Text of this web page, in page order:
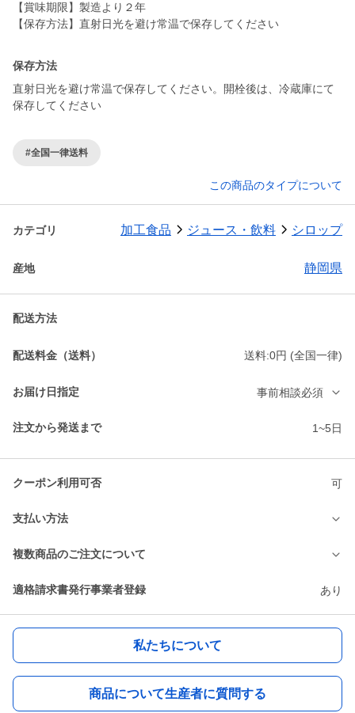
【賞味期限】製造より２年
【保存方法】直射日光を避け常温で保存してください
保存方法
直射日光を避け常温で保存してください。開栓後は、冷蔵庫にて
保存してください
#全国一律送料
この商品のタイプについて
カテゴリ 加工食品 ジュース・飲料 シロップ
産地 静岡県
配送方法
配送料金（送料） 送料:0円 (全国一律)
お届け日指定 事前相談必須
注文から発送まで 1~5日
クーポン利用可否 可
支払い方法
複数商品のご注文について
適格請求書発行事業者登録 あり
私たちについて
商品について生産者に質問する